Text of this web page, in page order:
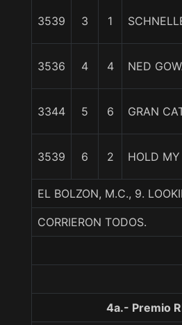
3539 3 1
3536 4 4 NED
3344 5 6 GRAN
3539 6 2 HOLD MY
EL BOLZON, M.C., 9.
CORRIERON TODOS.
4a.- Premio